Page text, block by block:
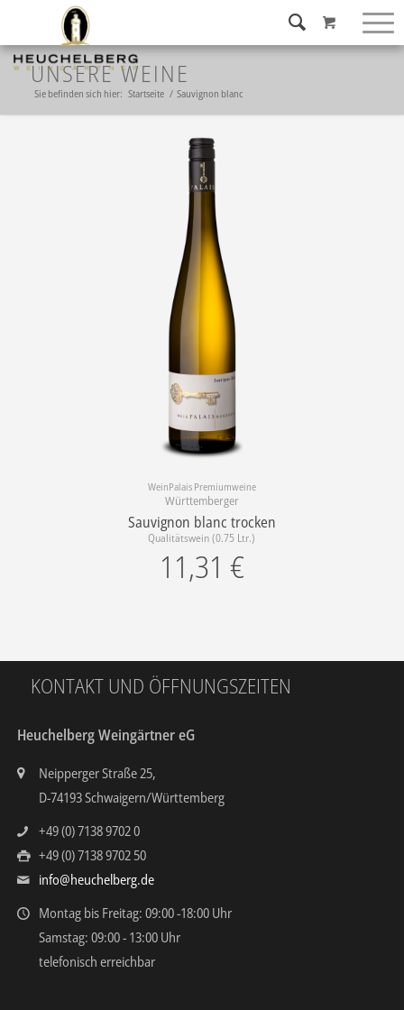
UNSERE WEINE
Sie befinden sich hier: Startseite / Sauvignon blanc
WeinPalais Premiumweine
Württemberger
Sauvignon blanc trocken
Qualitätswein (0.75 Ltr.)
11,31 €
KONTAKT UND ÖFFNUNGSZEITEN
Heuchelberg Weingärtner eG
Neipperger Straße 25,
D-74193 Schwaigern/Württemberg
+49 (0) 7138 9702 0
+49 (0) 7138 9702 50
info@heuchelberg.de
Montag bis Freitag: 09:00 -18:00 Uhr
Samstag: 09:00 - 13:00 Uhr
telefonisch erreichbar